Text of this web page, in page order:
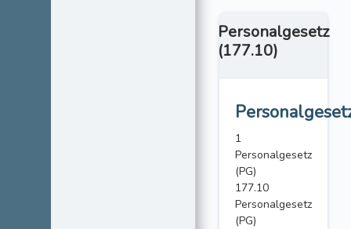
Personalgesetz
(177.10)
1
Personalgesetz
(PG)
177.10
Personalgesetz
(PG)